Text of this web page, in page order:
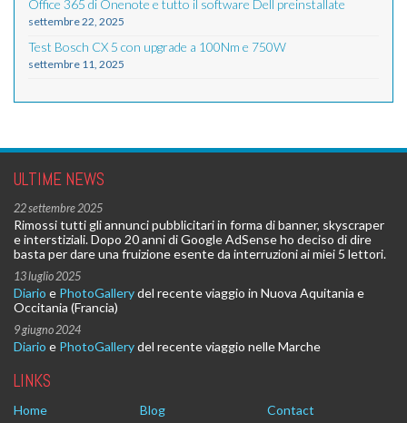
Office 365 di Onenote e tutto il software Dell preinstallate
settembre 22, 2025
Test Bosch CX 5 con upgrade a 100Nm e 750W
settembre 11, 2025
ULTIME NEWS
22 settembre 2025
Rimossi tutti gli annunci pubblicitari in forma di banner, skyscraper
e interstiziali. Dopo 20 anni di Google AdSense ho deciso di dire
basta per dare una fruizione esente da interruzioni ai miei 5 lettori.
13 luglio 2025
Diario e PhotoGallerydel recente viaggio in Nuova Aquitania e
Occitania (Francia)
9 giugno 2024
Diario e PhotoGallerydel recente viaggio nelle Marche
LINKS
Home Blog
Contact